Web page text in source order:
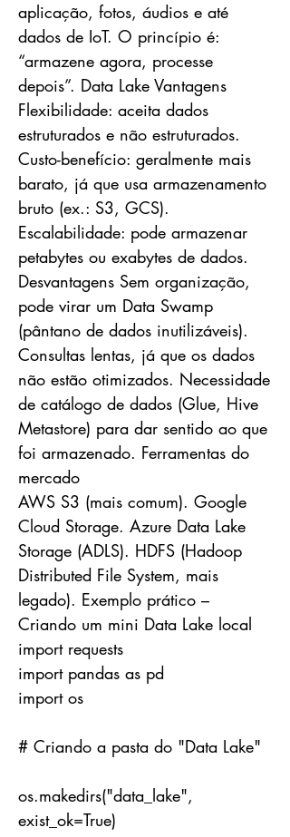
aplicação, fotos, áudios e até
dados de IoT. O princípio é:
“armazene agora, processe
depois”. Data Lake Vantagens
Flexibilidade: aceita dados
estruturados e não estruturados.
Custo-benefício: geralmente mais
barato, já que usa armazenamento
bruto (ex.: S3, GCS).
Escalabilidade: pode armazenar
petabytes ou exabytes de dados.
Desvantagens Sem organização,
pode virar um Data Swamp
(pântano de dados inutilizáveis).
Consultas lentas, já que os dados
não estão otimizados. Necessidade
de catálogo de dados (Glue, Hive
Metastore) para dar sentido ao que
foi armazenado. Ferramentas do
mercado
AWS S3 (mais comum). Google
Cloud Storage. Azure Data Lake
Storage (ADLS). HDFS (Hadoop
Distributed File System, mais
legado). Exemplo prático –
Criando um mini Data Lake local
import requests
import pandas as pd
import os
# Criando a pasta do "Data Lake"
os.makedirs("data_lake",
exist_ok=True)